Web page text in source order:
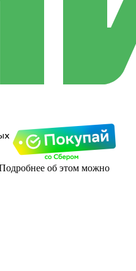
об этом можно